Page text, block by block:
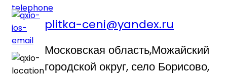
plitka-ceni@yandex.ru
Московская область,Можайский
городской округ, село Борисово,